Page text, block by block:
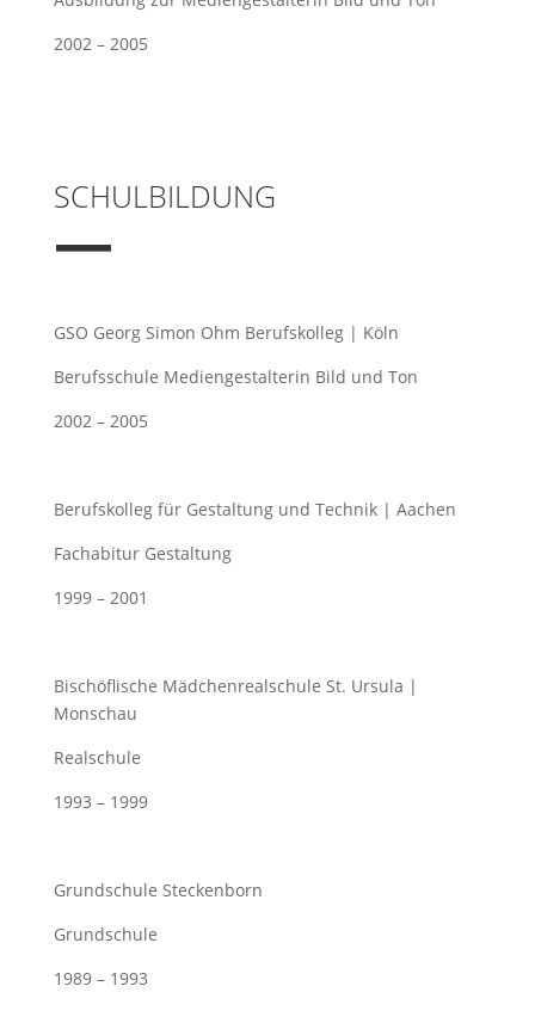
2002 – 2005
SCHULBILDUNG
—
GSO Georg Simon Ohm Berufskolleg | Köln
Berufsschule Mediengestalterin Bild und Ton
2002 – 2005
Berufskolleg für Gestaltung und Technik | Aachen
Fachabitur Gestaltung
1999 – 2001
Bischöflische Mädchenrealschule St. Ursula |
Monschau
Realschule
1993 – 1999
Grundschule Steckenborn
Grundschule
1989 – 1993